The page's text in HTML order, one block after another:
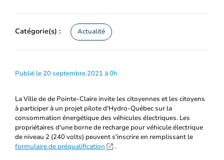
Catégorie(s) : Actualité
Publié le 20 septembre 2021 à 0h
La Ville de de Pointe-Claire invite les citoyennes et les citoyens
à participer à un projet pilote d'Hydro-Québec sur la
consommation énergétique des véhicules électriques. Les
propriétaires d'une borne de recharge pour véhicule électrique
de niveau 2 (240 volts) peuvent s'inscrire en remplissant le
formulaire de préqualification
.